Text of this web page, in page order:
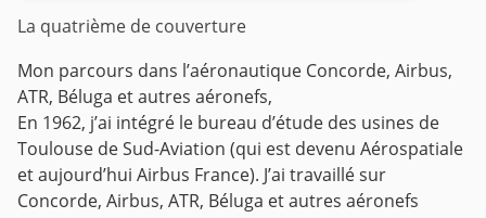
La quatrième de couverture
Mon parcours dans l’aéronautique Concorde, Airbus,
ATR, Béluga et autres aéronefs,
En 1962, j’ai intégré le bureau d’étude des usines de
Toulouse de Sud-Aviation (qui est devenu Aérospatiale
et aujourd’hui Airbus France). J’ai travaillé sur
Concorde, Airbus, ATR, Béluga et autres aéronefs